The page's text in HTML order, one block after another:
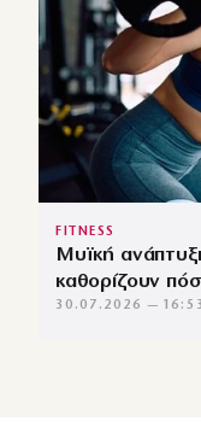
FITNESS
Μυϊκή
καθορίζουν
30.07.2026 — 16:53